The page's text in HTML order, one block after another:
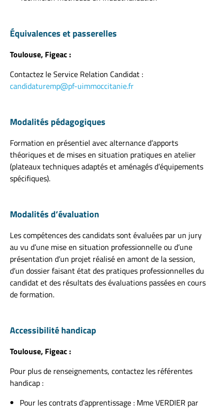
Équivalences et passerelles
Toulouse, Figeac :
Contactez le Service Relation Candidat :
candidaturemp@pf-uimmoccitanie.fr
Modalités pédagogiques
Formation en présentiel avec alternance d’apports
théoriques et de mises en situation pratiques en atelier
(plateaux techniques adaptés et aménagés d’équipements
spécifiques).
Modalités d’évaluation
Les compétences des candidats sont évaluées par un jury
au vu d’une mise en situation professionnelle ou d’une
présentation d’un projet réalisé en amont de la session,
d’un dossier faisant état des pratiques professionnelles du
candidat et des résultats des évaluations passées en cours
de formation.
Accessibilité handicap
Toulouse, Figeac :
Pour plus de renseignements, contactez les référentes
handicap :
Pour les contrats d’apprentissage : Mme VERDIER par